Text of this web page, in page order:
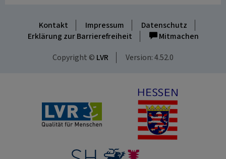
Kontakt Impressum
Datenschutz
Erklärung zur Barrierefreiheit
Mitmachen
Copyright © LVR Version: 4.52.0